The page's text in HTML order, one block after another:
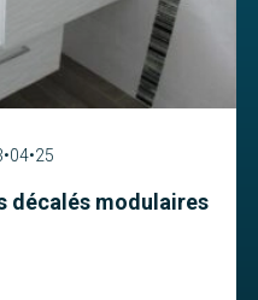
décalés modulaires